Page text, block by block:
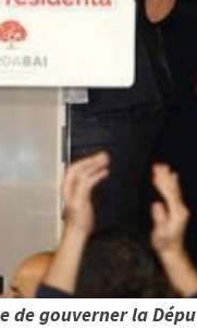
de gouverner la